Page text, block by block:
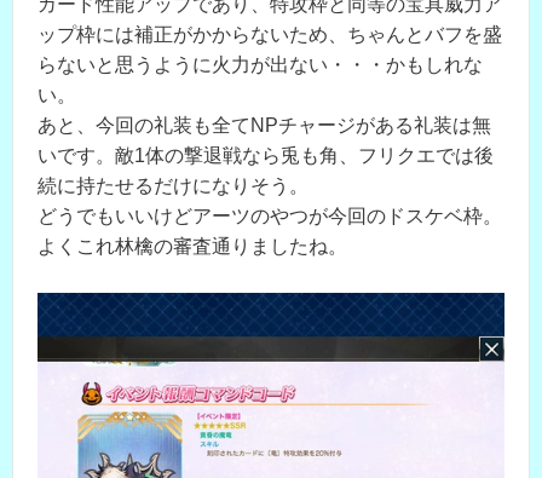
カード性能アップであり、特攻枠と同等の宝具威力ア
ップ枠には補正がかからないため、ちゃんとバフを盛
らないと思うように火力が出ない・・・かもしれな
い。
あと、今回の礼装も全てNPチャージがある礼装は無
いです。敵1体の撃退戦なら兎も角、フリクエでは後
続に持たせるだけになりそう。
どうでもいいけどアーツのやつが今回のドスケベ枠。
よくこれ林檎の審査通りましたね。